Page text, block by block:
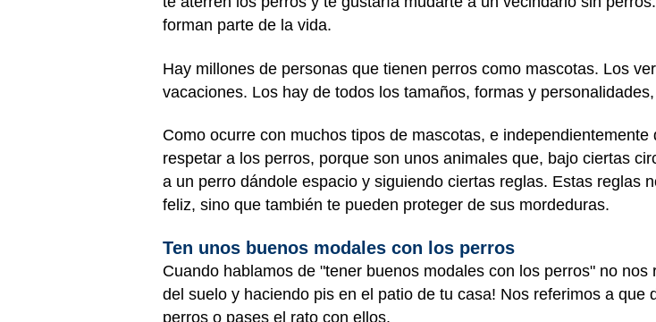
forman parte de la vida.
Hay millones de personas que tienen perros como mascotas. Los
vacaciones. Los hay de todos los tamaños, formas y
Como ocurre con muchos tipos de mascotas, e
respetar a los perros, porque son unos animales que, bajo ciertas
a un perro dándole espacio y siguiendo ciertas reglas. Estas reglas
feliz, sino que también te pueden proteger de sus mordeduras.
Ten unos buenos modales con los perros
Cuando hablamos de "tener buenos modales con los perros" no
del suelo y haciendo pis en el patio de tu casa! Nos referimos a
perros o pases el rato con ellos.